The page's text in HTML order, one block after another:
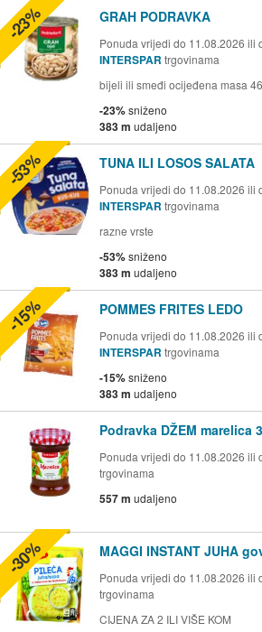
GRAH PODRAVKA
Ponuda vrijedi do 11.08.2026 ili
INTERSPAR trgovinama
bijeli ili smeđi ocijeđena masa
-23%sniženo
383 m udaljeno
-23%
TUNA ILI LOSOS SALATA
Ponuda vrijedi do 11.08.2026 ili
INTERSPAR trgovinama
razne vrste
-53%sniženo
383 m udaljeno
-53%
POMMES FRITES LEDO
Ponuda vrijedi do 11.08.2026 ili
INTERSPAR trgovinama
-15%sniženo
383 m udaljeno
-15%
Podravka DŽEM marelica
Ponuda vrijedi do 11.08.2026 ili
trgovinama
557 m udaljeno
MAGGI INSTANT JUHA
Ponuda vrijedi do 11.08.2026 ili
trgovinama
CIJENA ZA 2 ILI VIŠE KOM
-30%